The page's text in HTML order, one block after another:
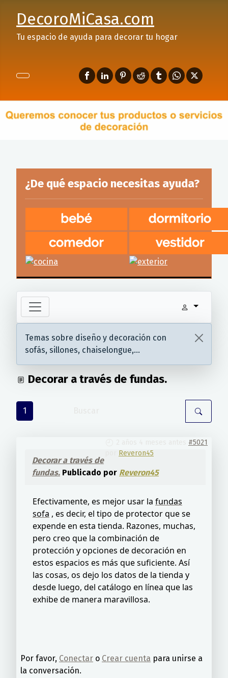
DecoroMiCasa.com
Tu espacio de ayuda para decorar tu hogar
¿De qué espacio necesitas ayuda?
Temas sobre diseño y decoración con
sofás, sillones, chaiselongue,...
Decorar a través de fundas.
1
#5021
Reveron45
Decorar a través de
fundas. Publicado por Reveron45
Efectivamente, es mejor usar la fundas
sofa , es decir, el tipo de protector que se
expende en esta tienda. Razones, muchas,
pero creo que la combinación de
protección y opciones de decoración en
estos espacios es más que suficiente. Así
las cosas, os dejo los datos de la tienda y
desde luego, del catálogo en línea que las
exhibe de manera maravillosa.
Por favor, Conectar o Crear cuenta para unirse a
la conversación.